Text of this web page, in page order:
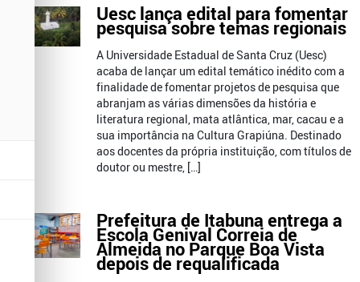
Uesc lança edital para fomentar
pesquisa sobre temas regionais
A Universidade Estadual de Santa Cruz (Uesc)
acaba de lançar um edital temático inédito com a
finalidade de fomentar projetos de pesquisa que
abranjam as várias dimensões da história e
literatura regional, mata atlântica, mar, cacau e a
sua importância na Cultura Grapiúna. Destinado
aos docentes da própria instituição, com títulos de
doutor ou mestre, […]
Prefeitura de Itabuna entrega a
Escola Genival Correia de
Almeida no Parque Boa Vista
depois de requalificada